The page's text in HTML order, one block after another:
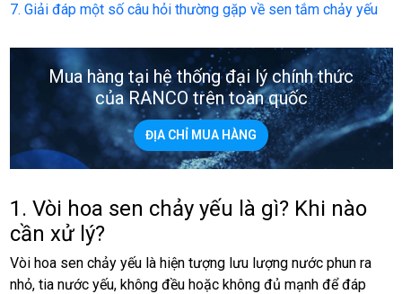
7. Giải đáp một số câu hỏi thường gặp về sen tắm chảy yếu
Mua hàng tại hệ thống đại lý chính thức
của RANCO trên toàn quốc
ĐỊA CHỈ MUA HÀNG
1. Vòi hoa sen chảy yếu là gì? Khi nào
cần xử lý?
Vòi hoa sen chảy yếu là hiện tượng lưu lượng nước phun ra
nhỏ, tia nước yếu, không đều hoặc không đủ mạnh để đáp